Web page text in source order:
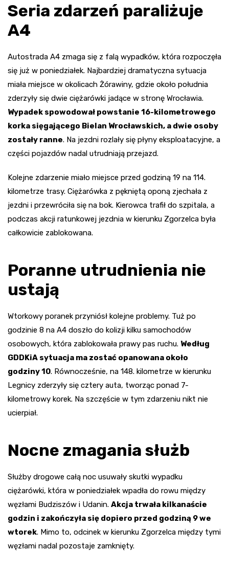
Seria zdarzeń paraliżuje
A4
Autostrada A4 zmaga się z falą wypadków, która rozpoczęła
się już w poniedziałek. Najbardziej dramatyczna sytuacja
miała miejsce w okolicach Żórawiny, gdzie około południa
zderzyły się dwie ciężarówki jadące w stronę Wrocławia.
Wypadek spowodował powstanie 16-kilometrowego
korka sięgającego Bielan Wrocławskich, a dwie osoby
zostały ranne. Na jezdni rozlały się płyny eksploatacyjne, a
części pojazdów nadal utrudniają przejazd.
Kolejne zdarzenie miało miejsce przed godziną 19 na 114.
kilometrze trasy. Ciężarówka z pękniętą oponą zjechała z
jezdni i przewróciła się na bok. Kierowca trafił do szpitala, a
podczas akcji ratunkowej jezdnia w kierunku Zgorzelca była
całkowicie zablokowana.
Poranne utrudnienia nie
ustają
Wtorkowy poranek przyniósł kolejne problemy. Tuż po
godzinie 8 na A4 doszło do kolizji kilku samochodów
osobowych, która zablokowała prawy pas ruchu. Według
GDDKiA sytuacja ma zostać opanowana około
godziny 10. Równocześnie, na 148. kilometrze w kierunku
Legnicy zderzyły się cztery auta, tworząc ponad 7-
kilometrowy korek. Na szczęście w tym zdarzeniu nikt nie
ucierpiał.
Nocne zmagania służb
Służby drogowe całą noc usuwały skutki wypadku
ciężarówki, która w poniedziałek wpadła do rowu między
węzłami Budziszów i Udanin. Akcja trwała kilkanaście
godzin i zakończyła się dopiero przed godziną 9 we
wtorek. Mimo to, odcinek w kierunku Zgorzelca między tymi
węzłami nadal pozostaje zamknięty.